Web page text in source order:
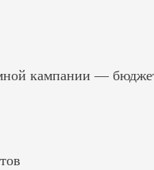
кампании —